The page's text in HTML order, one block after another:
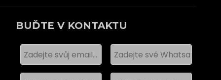
BUĎTE V KONTAKTU